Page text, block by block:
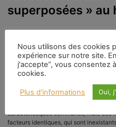
superposées » au
17 février 2009|Catégories :
clés :Conscience ,linssen,lois ,
Dans notre univers, il n’existe pas
événements, facteurs, etc.,
on a inventé les NOMBRES qui
caractéristiques communes, mais ces
facteurs identiques, qui sont
Nous utilisons des cookies
expérience sur notre site.
j'accepte”, vous consentez
cookies.
Plus d'informations Oui,